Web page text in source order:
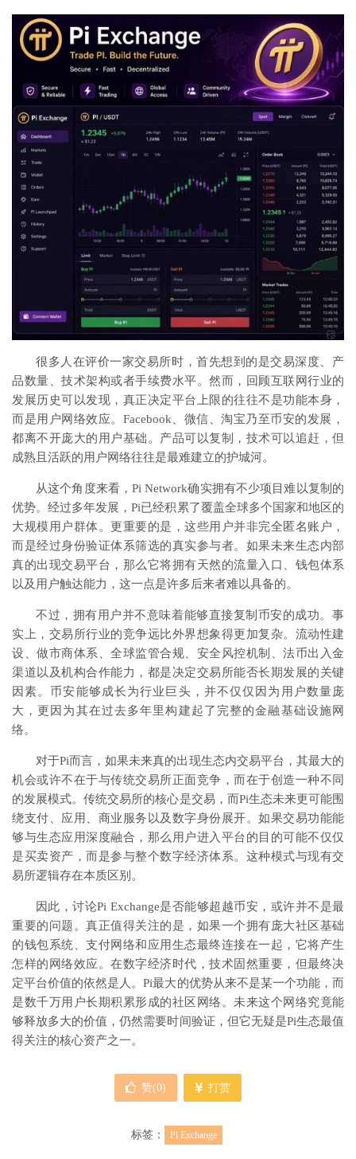
很多人在评价一家交易所时，首先想到的是交易深度、产
品数量、技术架构或者手续费水平。然而，回顾互联网行业的
发展历史可以发现，真正决定平台上限的往往不是功能本身，
而是用户网络效应。Facebook、微信、淘宝乃至币安的发展，
都离不开庞大的用户基础。产品可以复制，技术可以追赶，但
成熟且活跃的用户网络往往是最难建立的护城河。
从这个角度来看，Pi Network确实拥有不少项目难以复制的
优势。经过多年发展，Pi已经积累了覆盖全球多个国家和地区的
大规模用户群体。更重要的是，这些用户并非完全匿名账户，
而是经过身份验证体系筛选的真实参与者。如果未来生态内部
真的出现交易平台，那么它将拥有天然的流量入口、钱包体系
以及用户触达能力，这一点是许多后来者难以具备的。
不过，拥有用户并不意味着能够直接复制币安的成功。事
实上，交易所行业的竞争远比外界想象得更加复杂。流动性建
设、做市商体系、全球监管合规、安全风控机制、法币出入金
渠道以及机构合作能力，都是决定交易所能否长期发展的关键
因素。币安能够成长为行业巨头，并不仅仅因为用户数量庞
大，更因为其在过去多年里构建起了完整的金融基础设施网
络。
对于Pi而言，如果未来真的出现生态内交易平台，其最大的
机会或许不在于与传统交易所正面竞争，而在于创造一种不同
的发展模式。传统交易所的核心是交易，而Pi生态未来更可能围
绕支付、应用、商业服务以及数字身份展开。如果交易功能能
够与生态应用深度融合，那么用户进入平台的目的可能不仅仅
是买卖资产，而是参与整个数字经济体系。这种模式与现有交
易所逻辑存在本质区别。
因此，讨论Pi Exchange是否能够超越币安，或许并不是最
重要的问题。真正值得关注的是，如果一个拥有庞大社区基础
的钱包系统、支付网络和应用生态最终连接在一起，它将产生
怎样的网络效应。在数字经济时代，技术固然重要，但最终决
定平台价值的依然是人。Pi最大的优势从来不是某一个功能，而
是数千万用户长期积累形成的社区网络。未来这个网络究竟能
够释放多大的价值，仍然需要时间验证，但它无疑是Pi生态最值
得关注的核心资产之一。
赞(0) 打赏
标签： Pi Exchange